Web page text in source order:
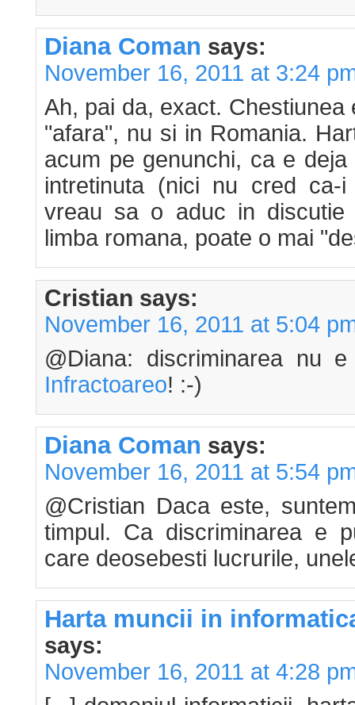
Diana Coman says:
November 16, 2011 at 3:24
Ah, pai da, exact.
"afara", nu si in Romania.
acum pe genunchi, ca e
intretinuta (nici nu cred ca-
vreau sa o aduc in discutie
limba romana, poate o mai
Cristian says:
November 16, 2011 at 5:04
@Diana: discriminarea nu
Infractoareo! :-)
Diana Coman says:
November 16, 2011 at 5:54
@Cristian Daca este,
timpul. Ca discriminarea e
care deosebesti lucrurile,
Harta muncii in
says:
November 16, 2011 at 4:28